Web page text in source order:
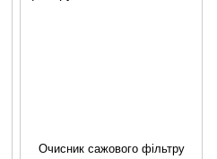
Очисник сажового фільтру